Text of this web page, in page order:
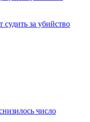
за убийство
число